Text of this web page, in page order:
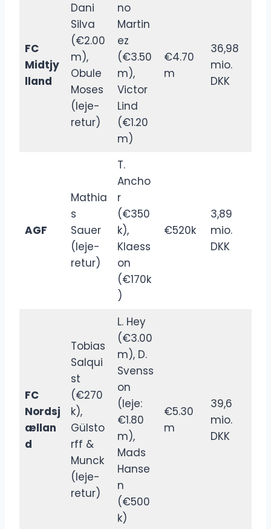
FC
Midtjy
lland
Dani
Silva
(€2.00
m),
Obule
Moses
(leje-
retur)
no
Martin
ez
(€3.50
m),
Victor
Lind
(€1.20
m)
€4.70
m
36,98
mio.
DKK
AGF
Mathia
s
Sauer
(leje-
retur)
T.
Ancho
r
(€350
k),
Klaess
on
(€170k
)
€520k
3,89
mio.
DKK
FC
Nordsj
ællan
d
Tobias
Salqui
st
(€270
k),
Gülsto
rff &
Munck
(leje-
retur)
L. Hey
(€3.00
m), D.
Svenss
on
(leje:
€1.80
m),
Mads
Hanse
n
(€500
k)
€5.30
m
39,6
mio.
DKK